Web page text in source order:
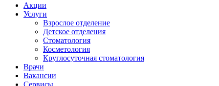
Акции
Услуги
Взрослое отделение
Детское отделения
Стоматология
Косметология
Круглосуточная стоматология
Врачи
Вакансии
Сервисы